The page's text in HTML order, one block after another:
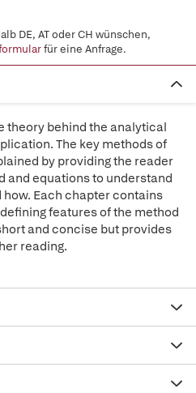
DE, AT oder CH wünschen,
für eine Anfrage.
theory behind the analytical
The key methods of
by providing the reader
and equations to understand
Each chapter contains
features of the method
and concise but provides
reading.